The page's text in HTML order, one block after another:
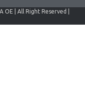
| All Right Reserved |